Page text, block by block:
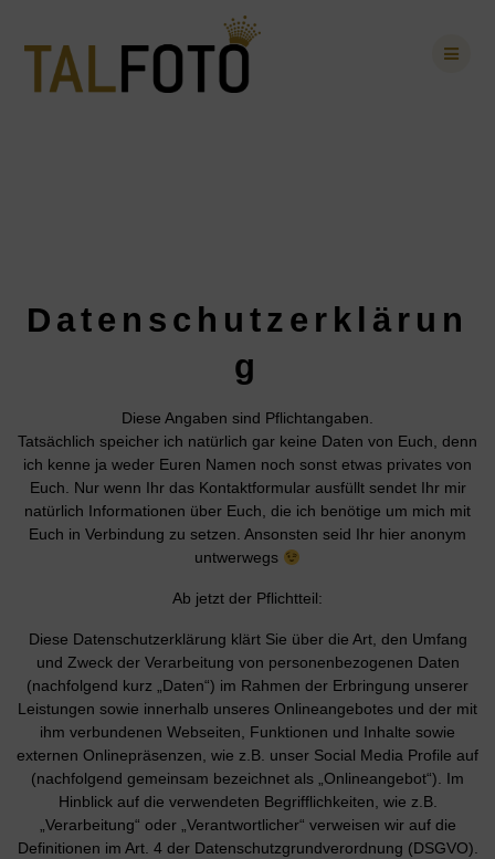
to
content
Datenschutzerklärun
g
Diese Angaben sind Pflichtangaben.
Tatsächlich speicher ich natürlich gar keine Daten von Euch, denn
ich kenne ja weder Euren Namen noch sonst etwas privates von
Euch. Nur wenn Ihr das Kontaktformular ausfüllt sendet Ihr mir
natürlich Informationen über Euch, die ich benötige um mich mit
Euch in Verbindung zu setzen. Ansonsten seid Ihr hier anonym
untwerwegs
Ab jetzt der Pflichtteil:
Diese Datenschutzerklärung klärt Sie über die Art, den Umfang
und Zweck der Verarbeitung von personenbezogenen Daten
(nachfolgend kurz „Daten“) im Rahmen der Erbringung unserer
Leistungen sowie innerhalb unseres Onlineangebotes und der mit
ihm verbundenen Webseiten, Funktionen und Inhalte sowie
externen Onlinepräsenzen, wie z.B. unser Social Media Profile auf
(nachfolgend gemeinsam bezeichnet als „Onlineangebot“). Im
Hinblick auf die verwendeten Begrifflichkeiten, wie z.B.
„Verarbeitung“ oder „Verantwortlicher“ verweisen wir auf die
Definitionen im Art. 4 der Datenschutzgrundverordnung (DSGVO).